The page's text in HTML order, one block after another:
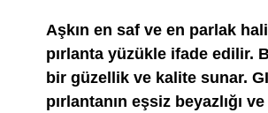
Aşkın en saf ve en parlak
pırlanta yüzükle ifade edilir.
bir güzellik ve kalite sunar.
pırlantanın eşsiz beyazlığı